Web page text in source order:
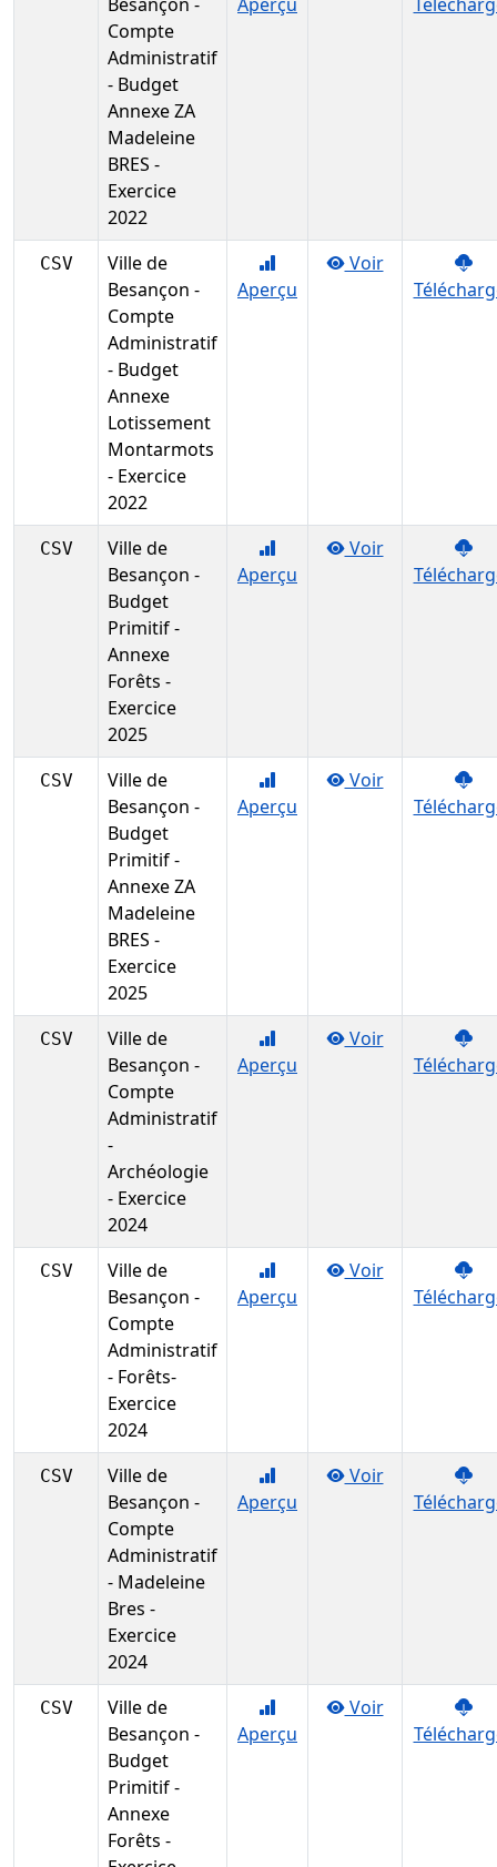
Compte
Administratif
- Budget
Annexe ZA
Madeleine
BRES -
Exercice
2022
CSV
Ville de
Besançon -
Compte
Administratif
- Budget
Annexe
Lotissement
Montarmots
- Exercice
2022
Aperçu
Voir
CSV
Ville de
Besançon -
Budget
Primitif -
Annexe
Forêts -
Exercice
2025
Aperçu
Voir
CSV
Ville de
Besançon -
Budget
Primitif -
Annexe ZA
Madeleine
BRES -
Exercice
2025
Aperçu
Voir
CSV
Ville de
Besançon -
Compte
Administratif
-
Archéologie
- Exercice
2024
Aperçu
Voir
CSV
Ville de
Besançon -
Compte
Administratif
- Forêts-
Exercice
2024
Aperçu
Voir
CSV
Ville de
Besançon -
Compte
Administratif
- Madeleine
Bres -
Exercice
2024
Aperçu
Voir
CSV
Ville de
Besançon -
Budget
Primitif -
Annexe
Forêts -
Aperçu
Voir